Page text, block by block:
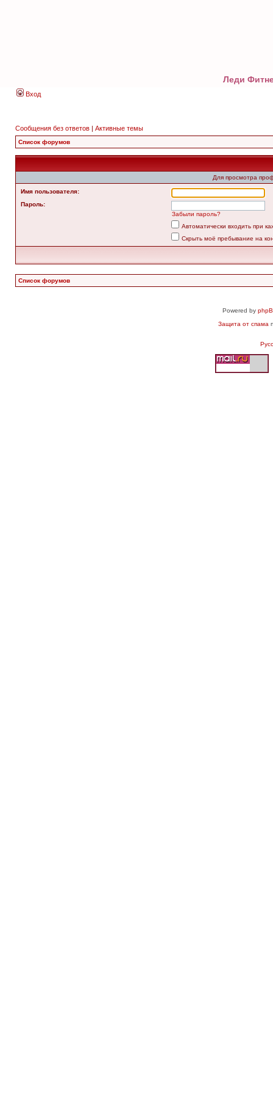
Леди
Вход
Сообщения без ответов | Активные темы
Список форумов
Для просмотра
Имя пользователя:
Пароль:
Забыли пароль?
Автоматически входить при
Скрыть моё пребывание на
Список форумов
Powered by
Защита от спама